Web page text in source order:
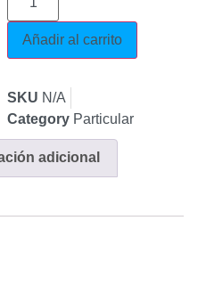
Añadir al carrito
SKU N/A
Category Particular
adicional